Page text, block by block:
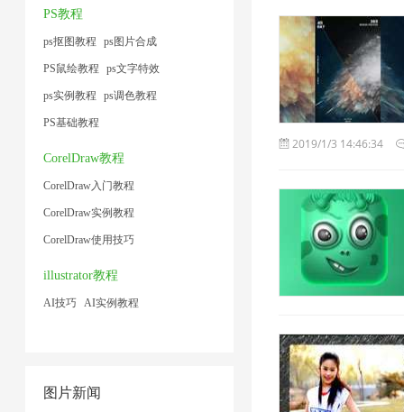
PS教程
ps抠图教程 ps图片合成
PS鼠绘教程 ps文字特效
ps实例教程 ps调色教程
PS基础教程
CorelDraw教程
CorelDraw入门教程
CorelDraw实例教程
CorelDraw使用技巧
illustrator教程
AI技巧 AI实例教程
图片新闻
2019/1/3 14:46:34